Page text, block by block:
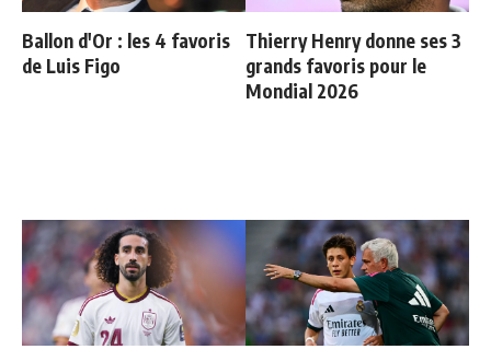
Ballon d'Or : les 4 favoris
de Luis Figo
Thierry Henry donne ses 3
grands favoris pour le
Mondial 2026